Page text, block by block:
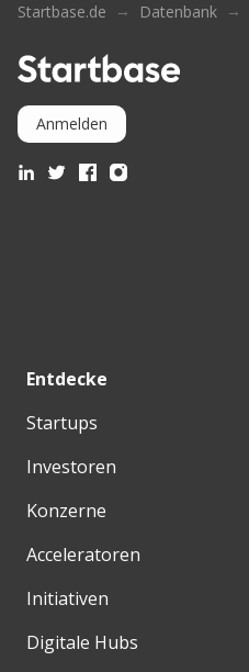
Startbase.de Datenbank
Anmelden
Entdecke
Startups
Investoren
Konzerne
Acceleratoren
Initiativen
Digitale Hubs